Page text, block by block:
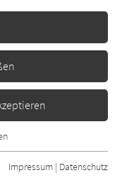
Angaben
Funktionen der
dass die Webseite
Impressum | Datenschutz